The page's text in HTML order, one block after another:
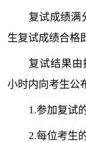
复试成绩满
生复试成绩合格
复试结果
小时内向考生公
1.参加复试
2.每位考生